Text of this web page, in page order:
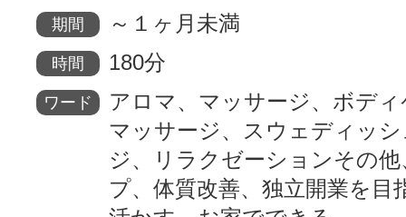
期間 ～１ヶ月未満
時間 180分
ワード
アロマ、マッサージ、ボデ
マッサージ、スウェディッ
ジ、リラクゼーションその
プ、体質改善、独立開業を目